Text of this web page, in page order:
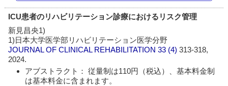
ICU患者のリハビリテーション診療におけるリスク管理
新見昌央1)
1)日本大学医学部リハビリテーション医学分野
JOURNAL OF CLINICAL REHABILITATION 33 (4)313-318,
2024.
アブストラクト： 従量制は110円（税込）、基本料金制
は基本料金に含まれます。